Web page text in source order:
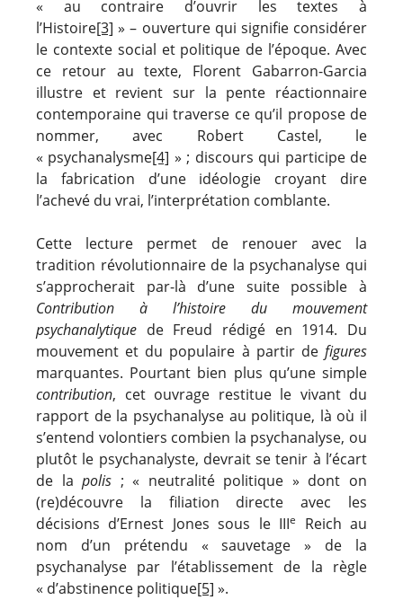
« au contraire d’ouvrir les textes à
l’Histoire[3] » – ouverture qui signifie considérer
le contexte social et politique de l’époque. Avec
ce retour au texte, Florent Gabarron-Garcia
illustre et revient sur la pente réactionnaire
contemporaine qui traverse ce qu’il propose de
nommer, avec Robert Castel, le
« psychanalysme[4] » ; discours qui participe de
la fabrication d’une idéologie croyant dire
l’achevé du vrai, l’interprétation comblante.
Cette lecture permet de renouer avec la
tradition révolutionnaire de la psychanalyse qui
s’approcherait par-là d’une suite possible à
Contribution à l’histoire du mouvement
psychanalytique de Freud rédigé en 1914. Du
mouvement et du populaire à partir de figures
marquantes. Pourtant bien plus qu’une simple
contribution, cet ouvrage restitue le vivant du
rapport de la psychanalyse au politique, là où il
s’entend volontiers combien la psychanalyse, ou
plutôt le psychanalyste, devrait se tenir à l’écart
de lapolis ; « neutralité politique » dont on
(re)découvre la filiation directe avec les
décisions d’Ernest Jones sous le IIIe
Reich au
nom d’un prétendu « sauvetage » de la
psychanalyse par l’établissement de la règle
« d’abstinence politique[5] ».